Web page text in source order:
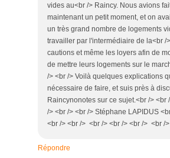
vides au<br /> Raincy. Nous avions
maintenant un petit moment, et on
un très grand nombre de logements
travailler par l'intermédiaire de la<br /
cautions et même les loyers afin de
de mettre leurs logements sur le
/> <br /> Voilà quelques explications
nécessaire de faire, et suis près à
Raincynonotes sur ce sujet.<br /> <br
/> <br /> <br /> Stéphane LAPIDUS
<br /> <br /> <br /> <br /> <br /> <br />
Répondre